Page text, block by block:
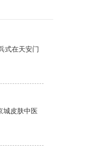
式在天安门
城皮肤中医